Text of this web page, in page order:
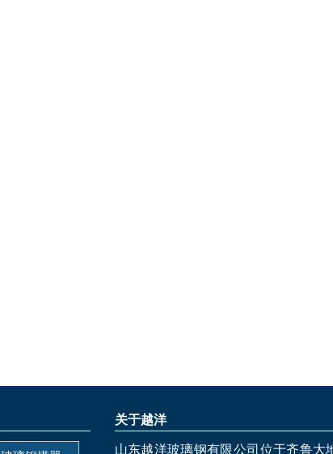
关于越洋
山东越洋玻璃钢有限公司位于齐鲁大